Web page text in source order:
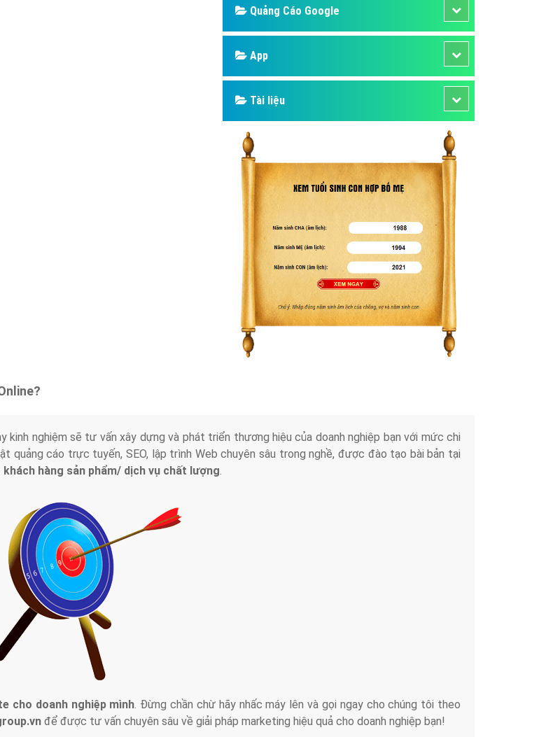
Quảng Cáo Google
App
Tài liệu
kinh nghiệm sẽ tư vấn xây dựng và phát triển thương hiệu của doanh nghiệp bạn với mức chi
quảng cáo trực tuyến, SEO, lập trình Web chuyên sâu trong nghề, được đào tạo bài bản tại
hàng sản phẩm/ dịch vụ chất lượng
cho doanh nghiệp mình . Đừng chần chừ hãy nhấc máy lên và gọi ngay cho chúng tôi theo
để được tư vấn chuyên sâu về giải pháp marketing hiệu quả cho doanh nghiệp bạn!